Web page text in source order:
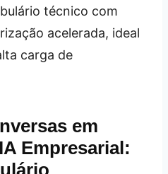
técnico com
acelerada, ideal
carga de
em
Empresarial: